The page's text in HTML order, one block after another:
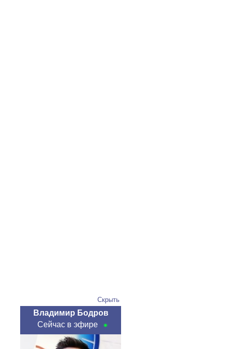
Скрыть
Владимир Бодров
Сейчас в эфире